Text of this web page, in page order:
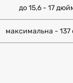
до 15,6 - 17
максимальна - 137